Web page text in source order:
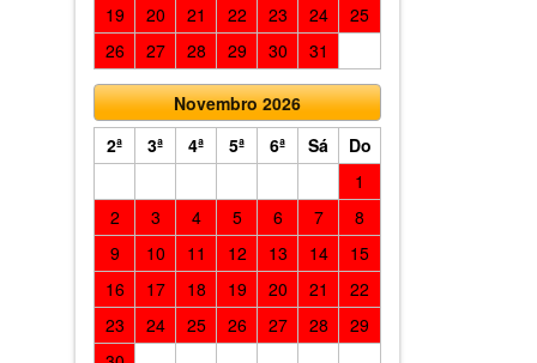
19
20 21 22 23 24
25
26
27 28 29 30 31
Novembro 2026
2ª
3ª 4ª 5ª 6ª Sá
Do
1
2
3 4 5 6 7
8
9
10 11 12 13 14
15
16
17 18 19 20 21
22
23
24 25 26 27 28
29